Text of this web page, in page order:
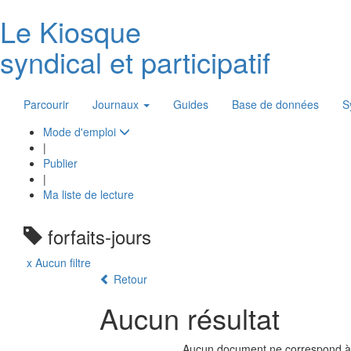
Le Kiosque
syndical et participatif
Parcourir Journaux Guides Base de données
Mode d'emploi
|
Publier
|
Ma liste de lecture
forfaits-jours
x Aucun filtre
Retour
Aucun résultat